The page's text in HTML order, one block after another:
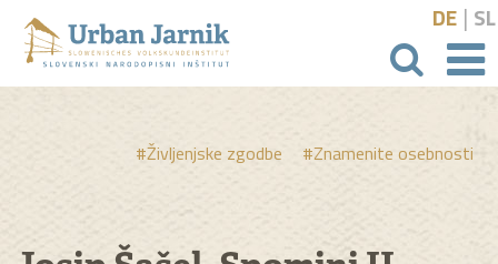
išči
DE | SL
#Življenjske zgodbe #Znamenite osebnosti